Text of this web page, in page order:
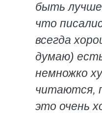
быть лучше
что
всегда
думаю)
немножко
читаются,
это очень